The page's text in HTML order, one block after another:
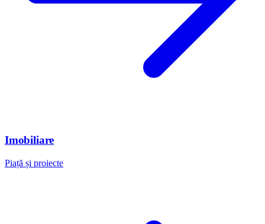
Imobiliare
Piață și proiecte